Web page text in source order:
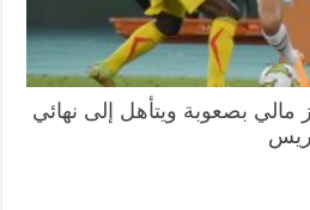
مالي بصعوبة ويتأهل إلى نهائي